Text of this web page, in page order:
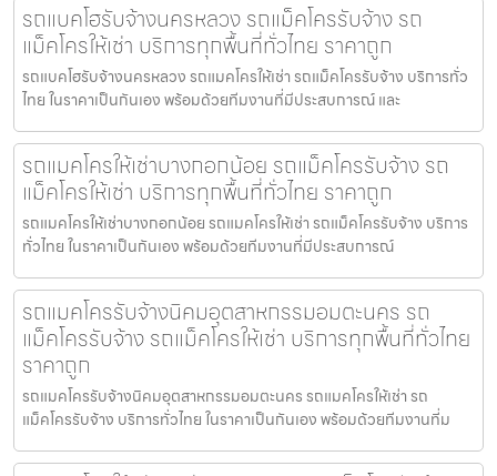
รถแบคโฮรับจ้างนครหลวง รถแม็คโครรับจ้าง รถ
แม็คโครให้เช่า บริการทุกพื้นที่ทั่วไทย ราคาถูก
รถแบคโฮรับจ้างนครหลวง รถแมคโครให้เช่า รถแม็คโครรับจ้าง บริการทั่ว
ไทย ในราคาเป็นกันเอง พร้อมด้วยทีมงานที่มีประสบการณ์ และ
รถแมคโครให้เช่าบางกอกน้อย รถแม็คโครรับจ้าง รถ
แม็คโครให้เช่า บริการทุกพื้นที่ทั่วไทย ราคาถูก
รถแมคโครให้เช่าบางกอกน้อย รถแมคโครให้เช่า รถแม็คโครรับจ้าง บริการ
ทั่วไทย ในราคาเป็นกันเอง พร้อมด้วยทีมงานที่มีประสบการณ์
รถแมคโครรับจ้างนิคมอุตสาหกรรมอมตะนคร รถ
แม็คโครรับจ้าง รถแม็คโครให้เช่า บริการทุกพื้นที่ทั่วไทย
ราคาถูก
รถแมคโครรับจ้างนิคมอุตสาหกรรมอมตะนคร รถแมคโครให้เช่า รถ
แม็คโครรับจ้าง บริการทั่วไทย ในราคาเป็นกันเอง พร้อมด้วยทีมงานที่ม